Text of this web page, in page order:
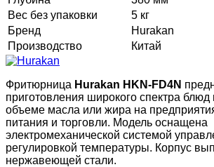
Вес без упаковки
5 кг
Бренд
Hurakan
Производство
Китай
Фритюрница Hurakan HKN-FD4N
приготовления широкого спектра
объеме масла или жира на
питания и торговли. Модель оснащена
электромеханической системой
регулировкой температуры. Корпус
нержавеющей стали.